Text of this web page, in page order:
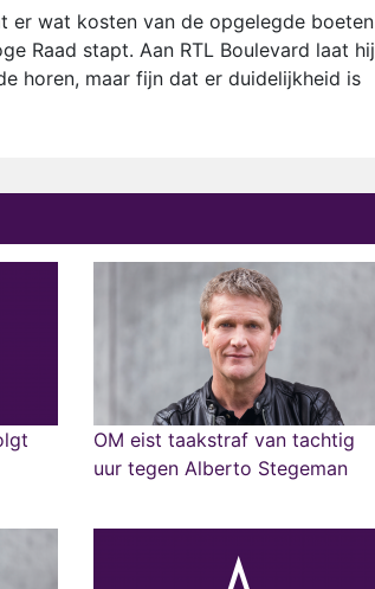
er wat kosten van de opgelegde boeten
Raad stapt. Aan RTL Boulevard laat hij
horen, maar fijn dat er duidelijkheid is
OM eist taakstraf van tachtig
uur tegen Alberto Stegeman